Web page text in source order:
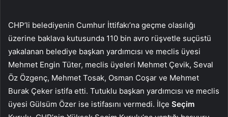
CHP’li belediyenin Cumhur İttifakı’na geçme olasılığı
üzerine baklava kutusunda 110 bin avro rüşvetle suçüstü
yakalanan belediye başkan yardımcısı ve meclis üyesi
Mehmet Engin Tüter, meclis üyeleri Mehmet Çevik, Seval
Öz Özgenç, Mehmet Tosak, Osman Coşar ve Mehmet
Burak Çeker istifa etti. Tutuklu başkan yardımcısı ve meclis
üyesi Gülsüm Özer ise istifasını vermedi. İlçe Seçim